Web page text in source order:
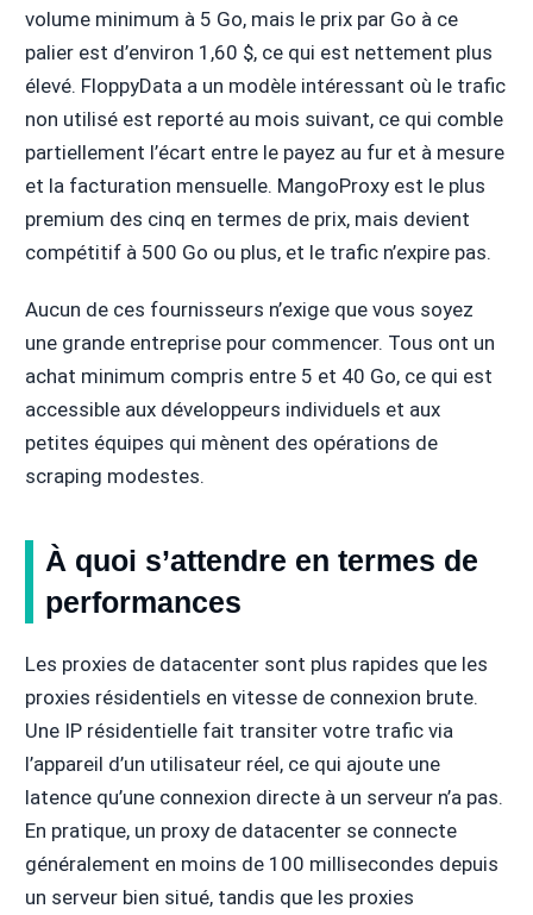
volume minimum à 5 Go, mais le prix par Go à ce
palier est d’environ 1,60 $, ce qui est nettement plus
élevé. FloppyData a un modèle intéressant où le trafic
non utilisé est reporté au mois suivant, ce qui comble
partiellement l’écart entre le payez au fur et à mesure
et la facturation mensuelle. MangoProxy est le plus
premium des cinq en termes de prix, mais devient
compétitif à 500 Go ou plus, et le trafic n’expire pas.
Aucun de ces fournisseurs n’exige que vous soyez
une grande entreprise pour commencer. Tous ont un
achat minimum compris entre 5 et 40 Go, ce qui est
accessible aux développeurs individuels et aux
petites équipes qui mènent des opérations de
scraping modestes.
À quoi s’attendre en termes de
performances
Les proxies de datacenter sont plus rapides que les
proxies résidentiels en vitesse de connexion brute.
Une IP résidentielle fait transiter votre trafic via
l’appareil d’un utilisateur réel, ce qui ajoute une
latence qu’une connexion directe à un serveur n’a pas.
En pratique, un proxy de datacenter se connecte
généralement en moins de 100 millisecondes depuis
un serveur bien situé, tandis que les proxies